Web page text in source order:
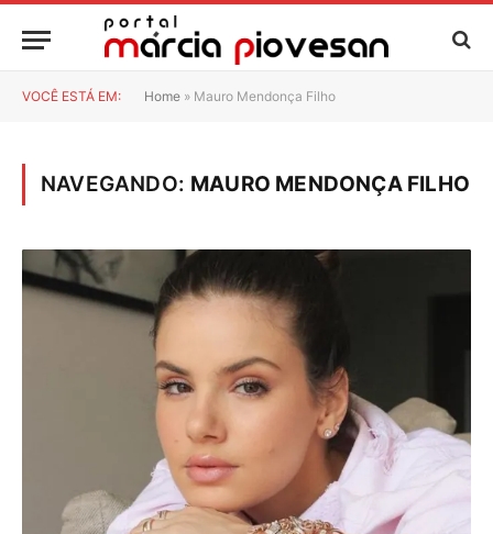
VOCÊ ESTÁ EM: Home » Mauro Mendonça Filho
NAVEGANDO: MAURO MENDONÇA FILHO